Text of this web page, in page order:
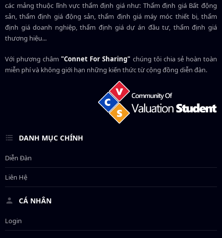
các mảng thuộc lĩnh vực thẩm định giá như: Thẩm định giá Bất động
sản, thẩm định giá động sản, thẩm định giá máy móc thiết bị, thẩm
định giá doanh nghiệp, thẩm định giá dự án đầu tư, thẩm định giá
thương hiệu...
Với phương châm"Connet For Sharing" chúng tôi chia sẻ hoàn toàn
miễn phí và không giới hạn những kiến thức từ cộng đồng diễn đàn.
DANH MỤC CHÍNH
Diễn Đàn
Liên Hệ
CÁ NHÂN
Login